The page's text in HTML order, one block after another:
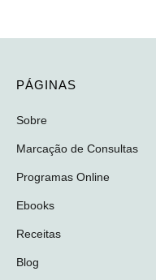
PÁGINAS
Sobre
Marcação de Consultas
Programas Online
Ebooks
Receitas
Blog